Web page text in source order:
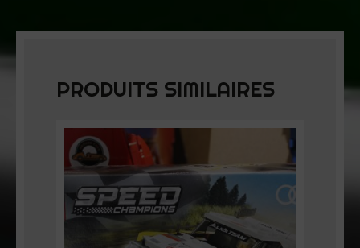
PRODUITS SIMILAIRES